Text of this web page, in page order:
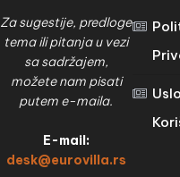
Za sugestije, predloge
tema ili pitanja u vezi
sa sadržajem,
možete nam pisati
putem e-maila.
E-mail:
desk@eurovilla.rs